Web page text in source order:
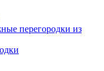
перегородки из